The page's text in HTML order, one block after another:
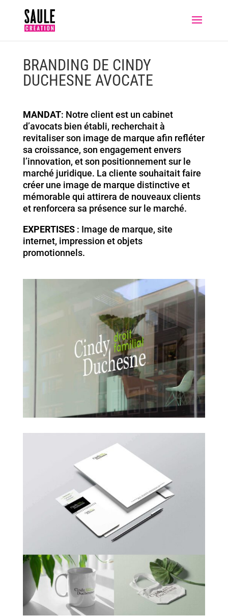
BRANDING DE CINDY
DUCHESNE AVOCATE
MANDAT: Notre client est un cabinet
d’avocats bien établi, recherchait à
revitaliser son image de marque afin refléter
sa croissance, son engagement envers
l’innovation, et son positionnement sur le
marché juridique. La cliente souhaitait faire
créer une image de marque distinctive et
mémorable qui attirera de nouveaux clients
et renforcera sa présence sur le marché.
EXPERTISES : Image de marque, site
internet, impression et objets
promotionnels.